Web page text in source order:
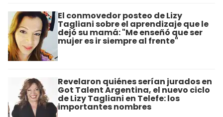
El conmovedor posteo de Lizy
Tagliani sobre el aprendizaje que le
dejó su mamá: "Me enseñó que ser
mujer es ir siempre al frente"
Revelaron quiénes serían jurados en
Got Talent Argentina, el nuevo ciclo
de Lizy Tagliani en Telefe: los
importantes nombres